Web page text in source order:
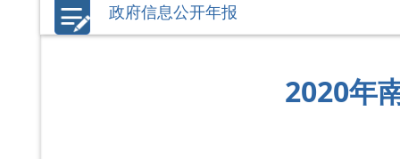
政府信息公开年报
2020年